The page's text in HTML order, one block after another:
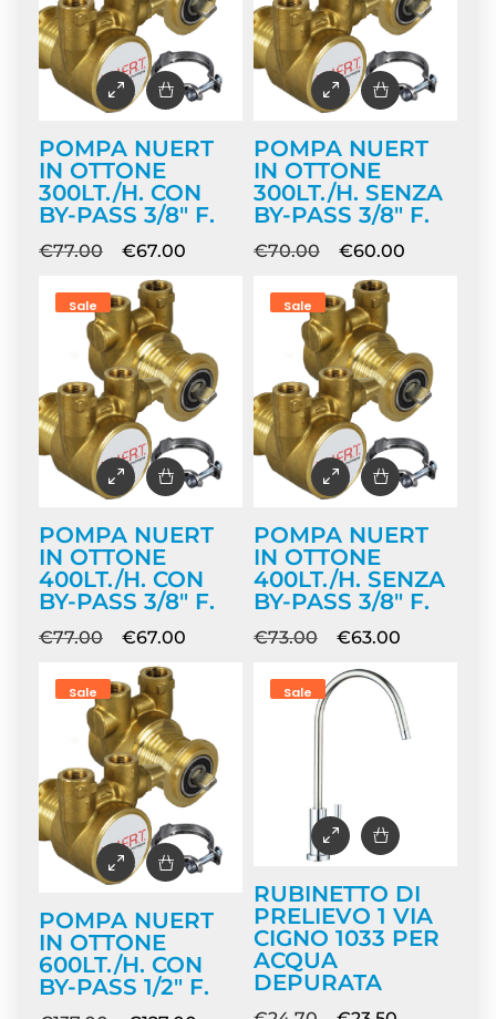
POMPA NUERT
IN OTTONE
300LT./H. CON
BY-PASS 3/8″ F.
€77.00 €67.00
POMPA NUERT
IN OTTONE
300LT./H. SENZA
BY-PASS 3/8″ F.
€70.00 €60.00
Sale
POMPA NUERT
IN OTTONE
400LT./H. CON
BY-PASS 3/8″ F.
€77.00 €67.00
Sale
POMPA NUERT
IN OTTONE
400LT./H. SENZA
BY-PASS 3/8″ F.
€73.00 €63.00
Sale
POMPA NUERT
IN OTTONE
600LT./H. CON
BY-PASS 1/2″ F.
Sale
RUBINETTO DI
PRELIEVO 1 VIA
CIGNO 1033 PER
ACQUA
DEPURATA